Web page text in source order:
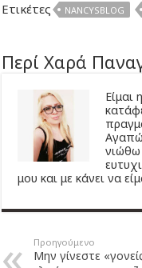
Ετικέτες NANCYSBLOG
Περί Χαρά
Είμαι
Αγαπώ
νιώθω
μου και με κάνει να
Προηγούμενο
Μην γίνεστε